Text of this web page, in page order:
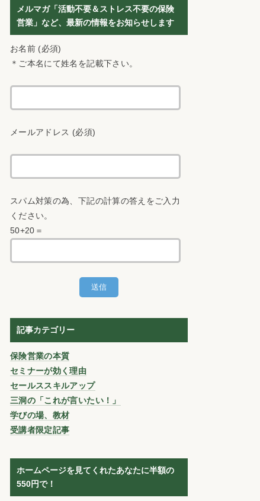
メルマガ「活動不要＆ストレス不要の保険
営業」など、最新の情報をお知らせします
お名前 (必須)
＊ご本名にて姓名を記載下さい。
メールアドレス (必須)
スパム対策の為、下記の計算の答えをご入力
ください。
50+20＝
記事カテゴリー
保険営業の本質
セミナーが効く理由
セールススキルアップ
三洞の「これが言いたい！」
学びの場、教材
受講者限定記事
ホームページを見てくれたあなたに半額の
550円で！